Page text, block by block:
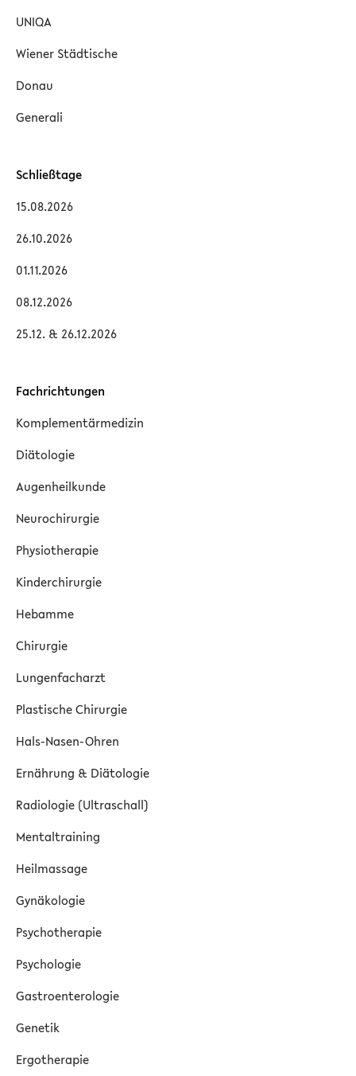
UNIQA
Wiener Städtische
Donau
Generali
Schließtage
15.08.2026
26.10.2026
01.11.2026
08.12.2026
25.12. & 26.12.2026
Fachrichtungen
Komplementärmedizin
Diätologie
Augenheilkunde
Neurochirurgie
Physiotherapie
Kinderchirurgie
Hebamme
Chirurgie
Lungenfacharzt
Plastische Chirurgie
Hals-Nasen-Ohren
Ernährung & Diätologie
Radiologie (Ultraschall)
Mentaltraining
Heilmassage
Gynäkologie
Psychotherapie
Psychologie
Gastroenterologie
Genetik
Ergotherapie